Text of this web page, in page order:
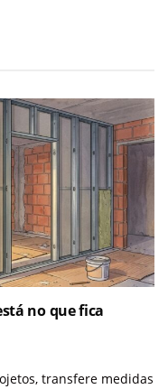
no que fica
transfere medidas